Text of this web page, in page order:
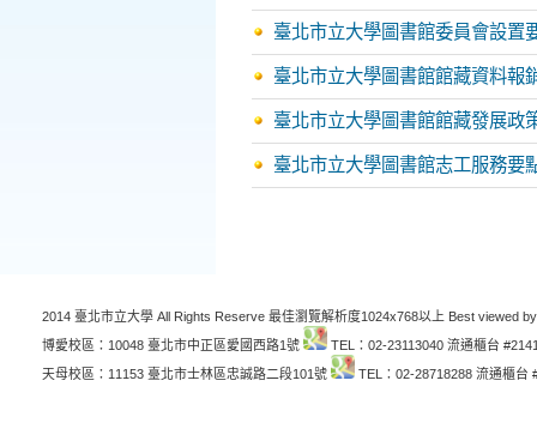
臺北市立大學圖書館委員會設置
臺北市立大學圖書館館藏資料報
臺北市立大學圖書館館藏發展政
臺北市立大學圖書館志工服務要
2014 臺北市立大學 All Rights Reserve 最佳瀏覽解析度1024x768以上 Best viewed
博愛校區：10048 臺北市中正區愛國西路1號
TEL：02-23113040 流通櫃台
天母校區：11153 臺北市士林區忠誠路二段101號
TEL：02-28718288 流通櫃台